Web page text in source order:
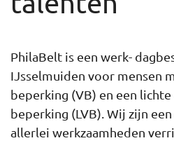
PhilaBelt is een werk-
IJsselmuiden voor mensen
beperking (VB) en een
beperking (LVB). Wij zijn
allerlei werkzaamheden